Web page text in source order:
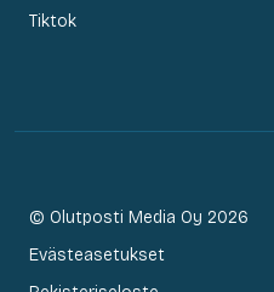
Tiktok
© Olutposti Media Oy 2026
Evästeasetukset